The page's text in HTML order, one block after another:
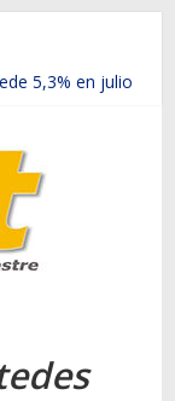
la nueva
en el Biobío
Rancagua y
Bolden en